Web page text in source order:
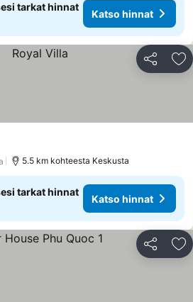
tarkat hinnat
Katso hinnat
Jaa
5.5 km kohteesta Keskusta
tarkat hinnat
Katso hinnat
Jaa